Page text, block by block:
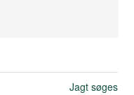
Jagt søges